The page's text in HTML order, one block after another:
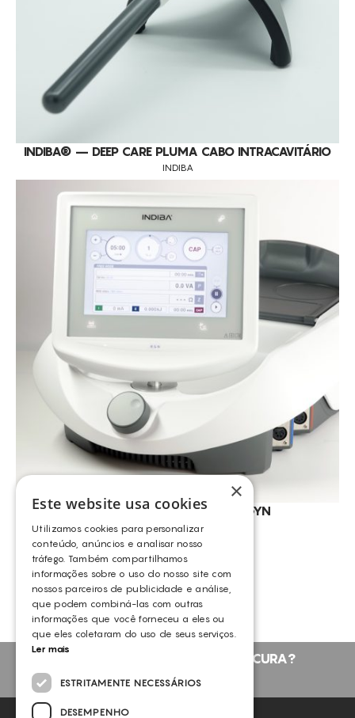
INDIBA® – DEEP CARE PLUMA CABO INTRACAVITÁRIO
INDIBA
INDIBA® – DEEP CARE RGN GYN
INDIBA
VER MAIS PRODUTOS
NÃO ENCONTROU O QUE PROCURA?
FALE CONNOSCO
×
Este website usa cookies
Utilizamos cookies para personalizar
conteúdo, anúncios e analisar nosso
tráfego. Também compartilhamos
informações sobre o uso do nosso site com
nossos parceiros de publicidade e análise,
que podem combiná-las com outras
informações que você forneceu a eles ou
que eles coletaram do uso de seus serviços.
Ler mais
ESTRITAMENTE NECESSÁRIOS
DESEMPENHO